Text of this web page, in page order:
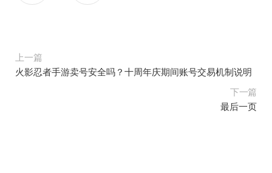
上一篇
火影忍者手游卖号安全吗？十周年庆期间账号交易机制说明
下一篇
最后一页